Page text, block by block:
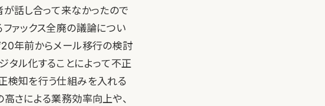
が話し合って来なかったので
ファックス全廃の議論につい
20年前からメール移行の検討
タル化することによって不正
検知を行う仕組みを入れる
高さによる業務効率向上や、